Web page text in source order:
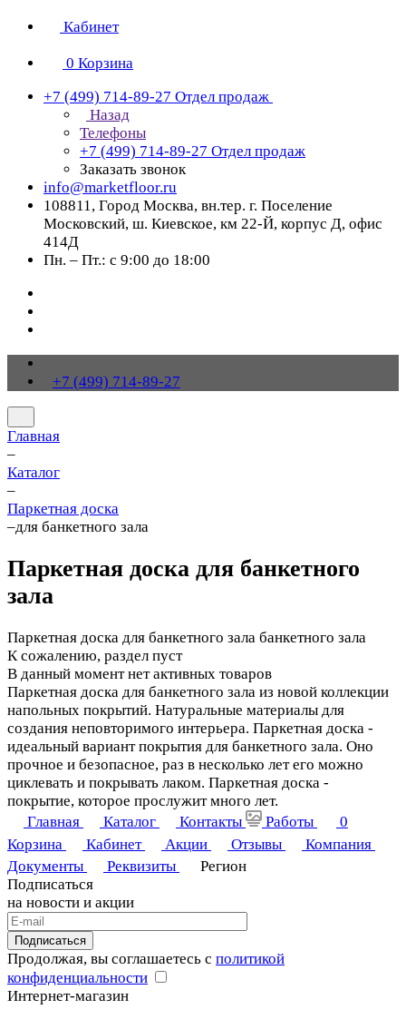
Кабинет
0 Корзина
+7 (499) 714-89-27 Отдел продаж
Назад
Телефоны
+7 (499) 714-89-27 Отдел продаж
Заказать звонок
info@marketfloor.ru
108811, Город Москва, вн.тер. г. Поселение
Московский, ш. Киевское, км 22-Й, корпус Д, офис
414Д
Пн. – Пт.: с 9:00 до 18:00
+7 (499) 714-89-27
Главная
–
Каталог
–
Паркетная доска
–для банкетного зала
Паркетная доска для банкетного
зала
Паркетная доска для банкетного зала банкетного зала
К сожалению, раздел пуст
В данный момент нет активных товаров
Паркетная доска для банкетного зала из новой коллекции
напольных покрытий. Натуральные материалы для
создания неповторимого интерьера. Паркетная доска -
идеальный вариант покрытия для банкетного зала. Оно
прочное и безопасное, раз в несколько лет его можно
циклевать и покрывать лаком. Паркетная доска -
покрытие, которое прослужит много лет.
Главная
Каталог Контакты Работы
0
Корзина
Кабинет Акции Отзывы
Компания
Документы
Реквизиты
Регион
Подписаться
на новости и акции
Подписаться
Продолжая, вы соглашаетесь с политикой
конфиденциальности
Интернет-магазин